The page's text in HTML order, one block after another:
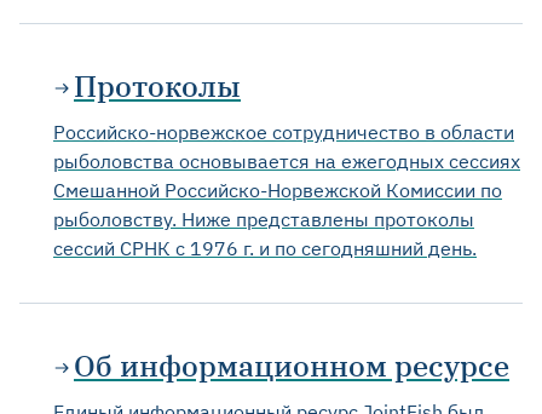
Протоколы
Российско-норвежское сотрудничество в области
рыболовства основывается на ежегодных сессиях
Смешанной Российско-Норвежской Комиссии по
рыболовству. Ниже представлены протоколы
сессий СРНК с 1976 г. и по сегодняшний день.
Об информационном ресурсе